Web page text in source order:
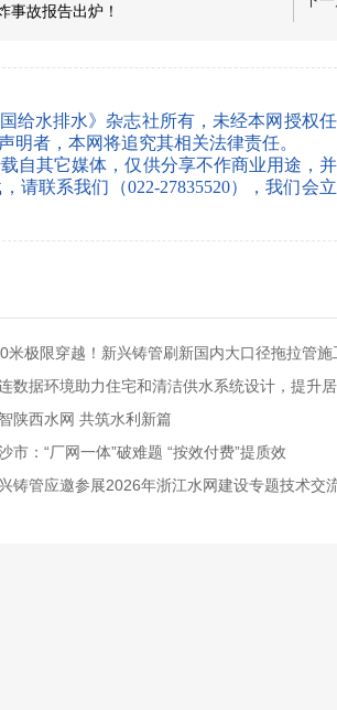
事故报告出炉！
给水排水》杂志社所有，未经本网授权
者，本网将追究其相关法律责任。
自其它媒体，仅供分享不作商业用途，
联系我们（022-27835520），我们会
陕西水网 共筑水利新篇
市：“厂网一体”破难题 “按效付费”提质效